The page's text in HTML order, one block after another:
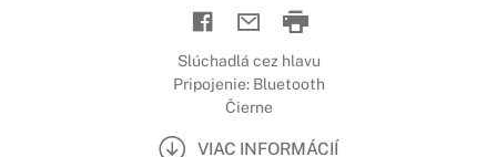
Slúchadlá cez hlavu
Pripojenie: Bluetooth
Čierne
VIAC INFORMÁCIÍ